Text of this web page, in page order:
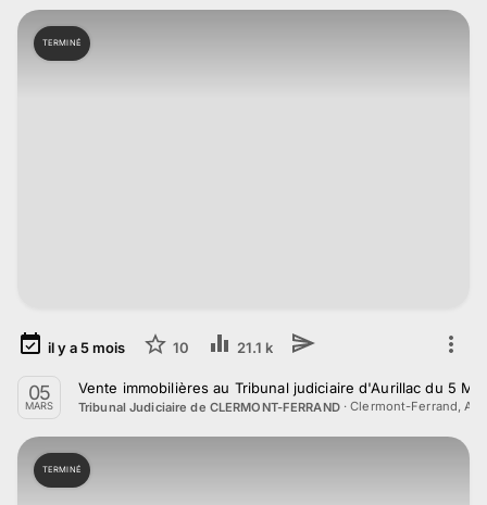
TERMINÉ
il y a5mois 10 21.1 k
05
MARS
Vente immobilières au Tribunal judiciaire d'Aurillac du 5
Tribunal Judiciaire de CLERMONT-FERRAND·Clermont-Ferrand,
TERMINÉ